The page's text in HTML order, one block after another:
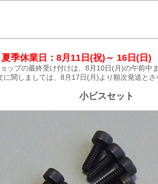
夏季休業日：8月11日(祝)～ 16日(日)
ップの最終受け付けは、8月10日(月)の午前中
に関しましては、8月17日(月)より順次発送とさ
小ビスセット